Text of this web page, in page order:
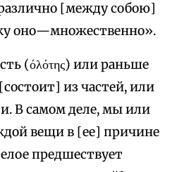
[между собою]
оно—множественно».
(όλότης) или раньше
из частей, или
В самом деле, мы или
вещи в [ее] причине
предшествует